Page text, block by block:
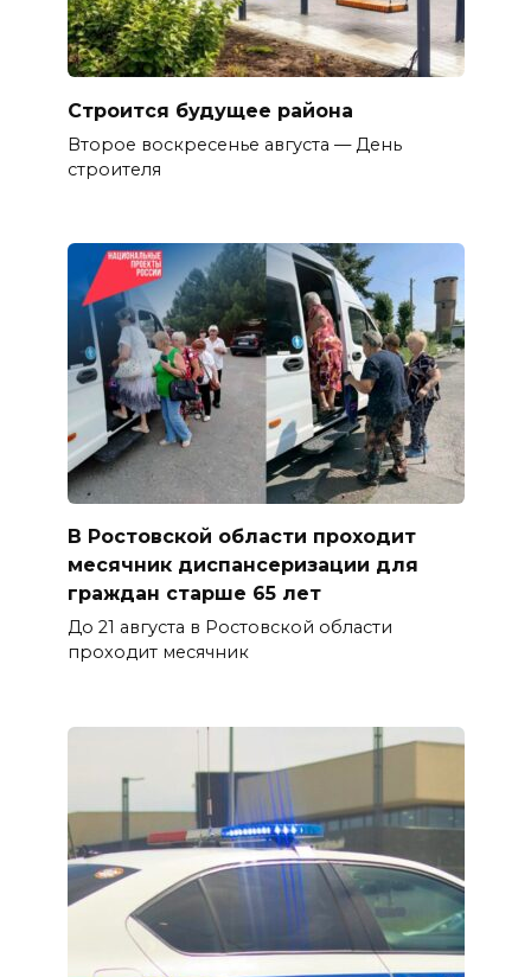
Строится будущее района
Второе воскресенье августа — День
строителя
В Ростовской области проходит
месячник диспансеризации для
граждан старше 65 лет
До 21 августа в Ростовской области
проходит месячник